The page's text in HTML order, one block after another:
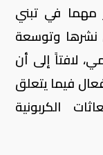
مهما في تبني
نشرها وتوسعة
لافتاً إلى أن
فيما يتعلق
الكربونية